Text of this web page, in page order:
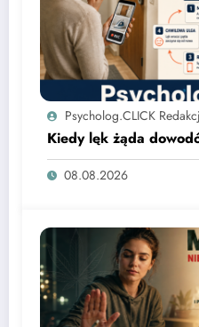
Psycholog.CLICK
Kiedy lęk żąda
08.08.2026